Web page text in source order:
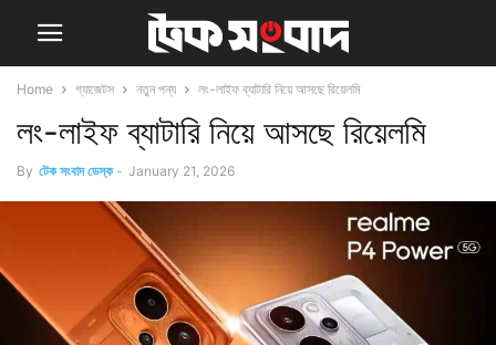
Home গ্যাজেটস নতুন পন্য লং-লাইফ ব্যাটারি নিয়ে আসছে রিয়েলমি
লং-লাইফ ব্যাটারি নিয়ে আসছে রিয়েলমি
By টেক সংবাদ ডেস্ক - January 21, 2026